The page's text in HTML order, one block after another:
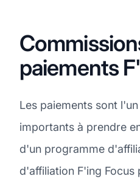
paiements
Les paiements sont
importants à prendre
d'un programme
d'affiliation F'ing Focus